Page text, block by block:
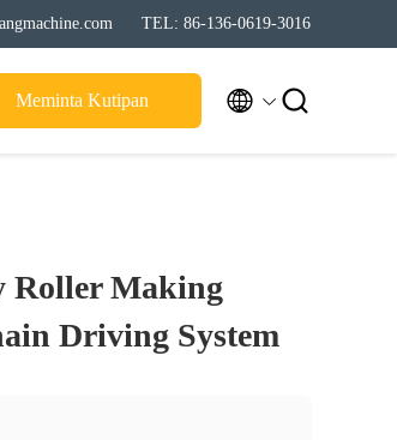
TEL: 86-136-0619-3016
Meminta Kutipan  
Roller Making
Driving System